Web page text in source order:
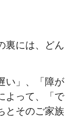
裏には、どん
い」、「障が
よって、「で
とそのご家族